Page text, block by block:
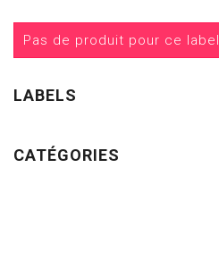
Pas de produit pour ce label.
LABELS
CATÉGORIES